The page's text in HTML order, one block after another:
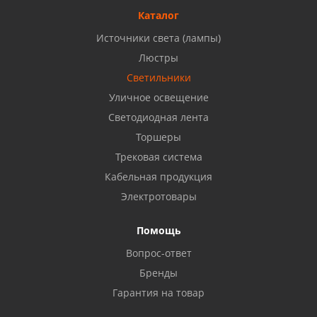
Бузулук, ул. Октябрьская, 24
Балаково, ул. Комарова, 55
Октябрьский, ул. Свердлова, 28
Азнакаево, ул. Булгар, 2. ТЦ "Акчарлак"
Стерлитамак, ул. Вокзальная, 13
Каталог
Источники света (лампы)
Люстры
Светильники
Уличное освещение
Светодиодная лента
Торшеры
Трековая система
Кабельная продукция
Электротовары
Помощь
Вопрос-ответ
Бренды
Гарантия на товар